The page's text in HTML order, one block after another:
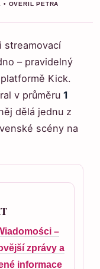
• OVERIL PETRA
streamovací
– pravidelný
Kick.
v průměru 1
dělá jednu z
scény na
–
zprávy a
informace